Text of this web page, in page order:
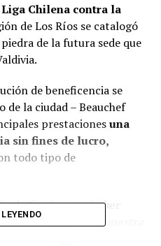
Liga Chilena contra la
de Los Ríos se catalogó
de la futura sede que
de beneficencia se
la ciudad – Beauchef
prestacionesuna
sin fines de lucro,
todo tipo de
de finalmente haber
de lo que será nuestra